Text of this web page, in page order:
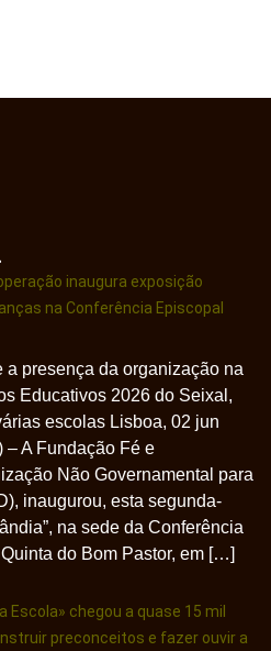
inaugura exposição
na Conferência Episcopal
a presença da organização na
Educativos 2026 do Seixal,
escolas Lisboa, 02 jun
– A Fundação Fé e
Não Governamental para
inaugurou, esta segunda-
na sede da Conferência
do Bom Pastor, em […]
Escola» chegou a quase 15 mil
preconceitos e fazer ouvir a